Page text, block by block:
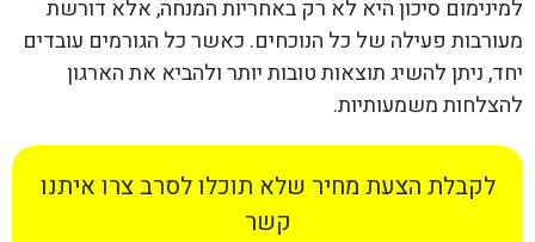
למינימום סיכון היא לא רק באחריות המנחה, אלא דורשת
מעורבות פעילה של כל הנוכחים. כאשר כל הגורמים עובדים
יחד, ניתן להשיג תוצאות טובות יותר ולהביא את הארגון
להצלחות משמעותיות.
לקבלת הצעת מחיר שלא תוכלו לסרב צרו איתנו
קשר